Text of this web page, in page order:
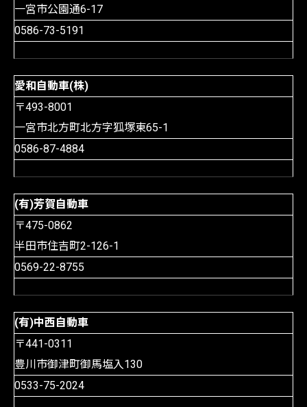
一宮市公園通6-17
0586-73-5191
愛和自動車(株)
〒493-8001
一宮市北方町北方字狐塚東65-1
0586-87-4884
(有)芳賀自動車
〒475-0862
半田市住吉町2-126-1
0569-22-8755
(有)中西自動車
〒441-0311
豊川市御津町御馬塩入130
0533-75-2024